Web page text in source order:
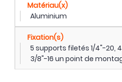
Matériau(x)
Aluminium
Fixation(s)
5 supports filetés 1/4"-20,
3/8"-16 un point de